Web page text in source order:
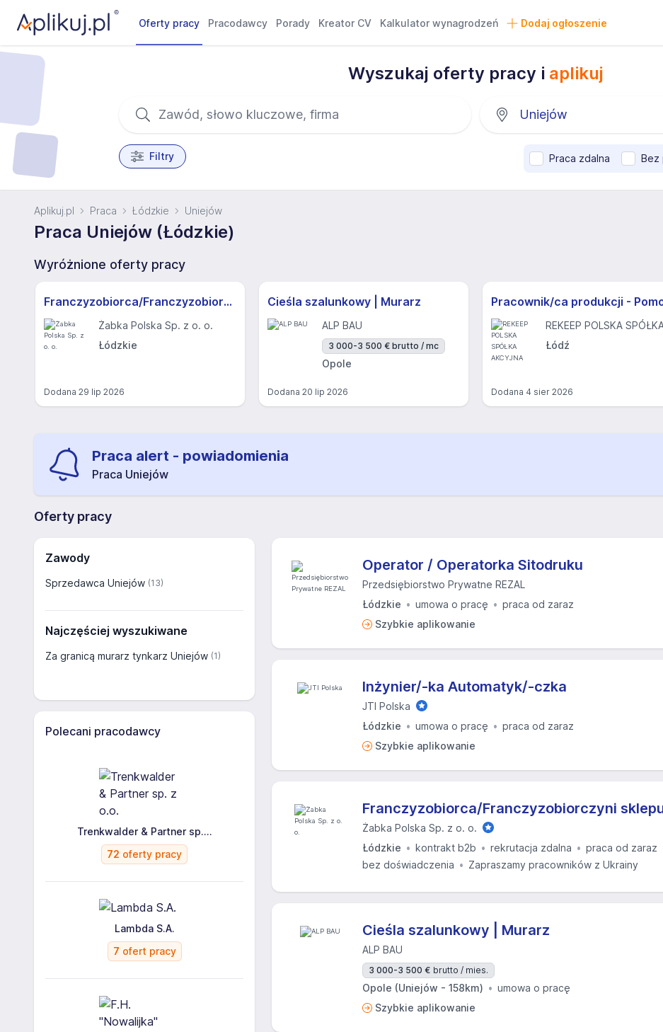
Oferty pracy Pracodawcy Porady Kreator CV Kalkulator wynagrodzeń Dodaj ogłoszenie
Wyszukaj oferty pracy i aplikuj
Filtry Praca zdalna Bez
Aplikuj.pl Praca Łódzkie Uniejów
Praca Uniejów (Łódzkie)
Wyróżnione oferty pracy
Franczyzobiorca/Franczyzobiorczyni sklepu Żabka
Żabka Polska Sp. z o. o.
Łódzkie
Dodana 29 lip 2026
Cieśla szalunkowy | Murarz
ALP BAU
3 000-3 500 € brutto / mc
Opole
Dodana 20 lip 2026
Łódź
Dodana 4 sier 2026
Praca alert - powiadomienia
Praca Uniejów
Oferty pracy
Zawody
Sprzedawca Uniejów (13)
Najczęściej wyszukiwane
Za granicą murarz tynkarz Uniejów (1)
Polecani pracodawcy
Trenkwalder & Partner sp....
72 oferty pracy
Lambda S.A.
7 ofert pracy
Operator / Operatorka Sitodruku
Przedsiębiorstwo Prywatne REZAL
Łódzkie
umowa o pracę
praca od zaraz
Szybkie aplikowanie
Inżynier/-ka Automatyk/-czka
JTI Polska
Łódzkie
umowa o pracę
praca od zaraz
Szybkie aplikowanie
Franczyzobiorca/Franczyzobiorczyni
Żabka Polska Sp. z o. o.
Łódzkie
kontrakt b2b rekrutacja zdalna
praca od zaraz
bez doświadczenia
Zapraszamy pracowników z Ukrainy
Cieśla szalunkowy | Murarz
ALP BAU
3 000-3 500 € brutto / mies.
Opole (Uniejów - 158km)
umowa o pracę
Szybkie aplikowanie